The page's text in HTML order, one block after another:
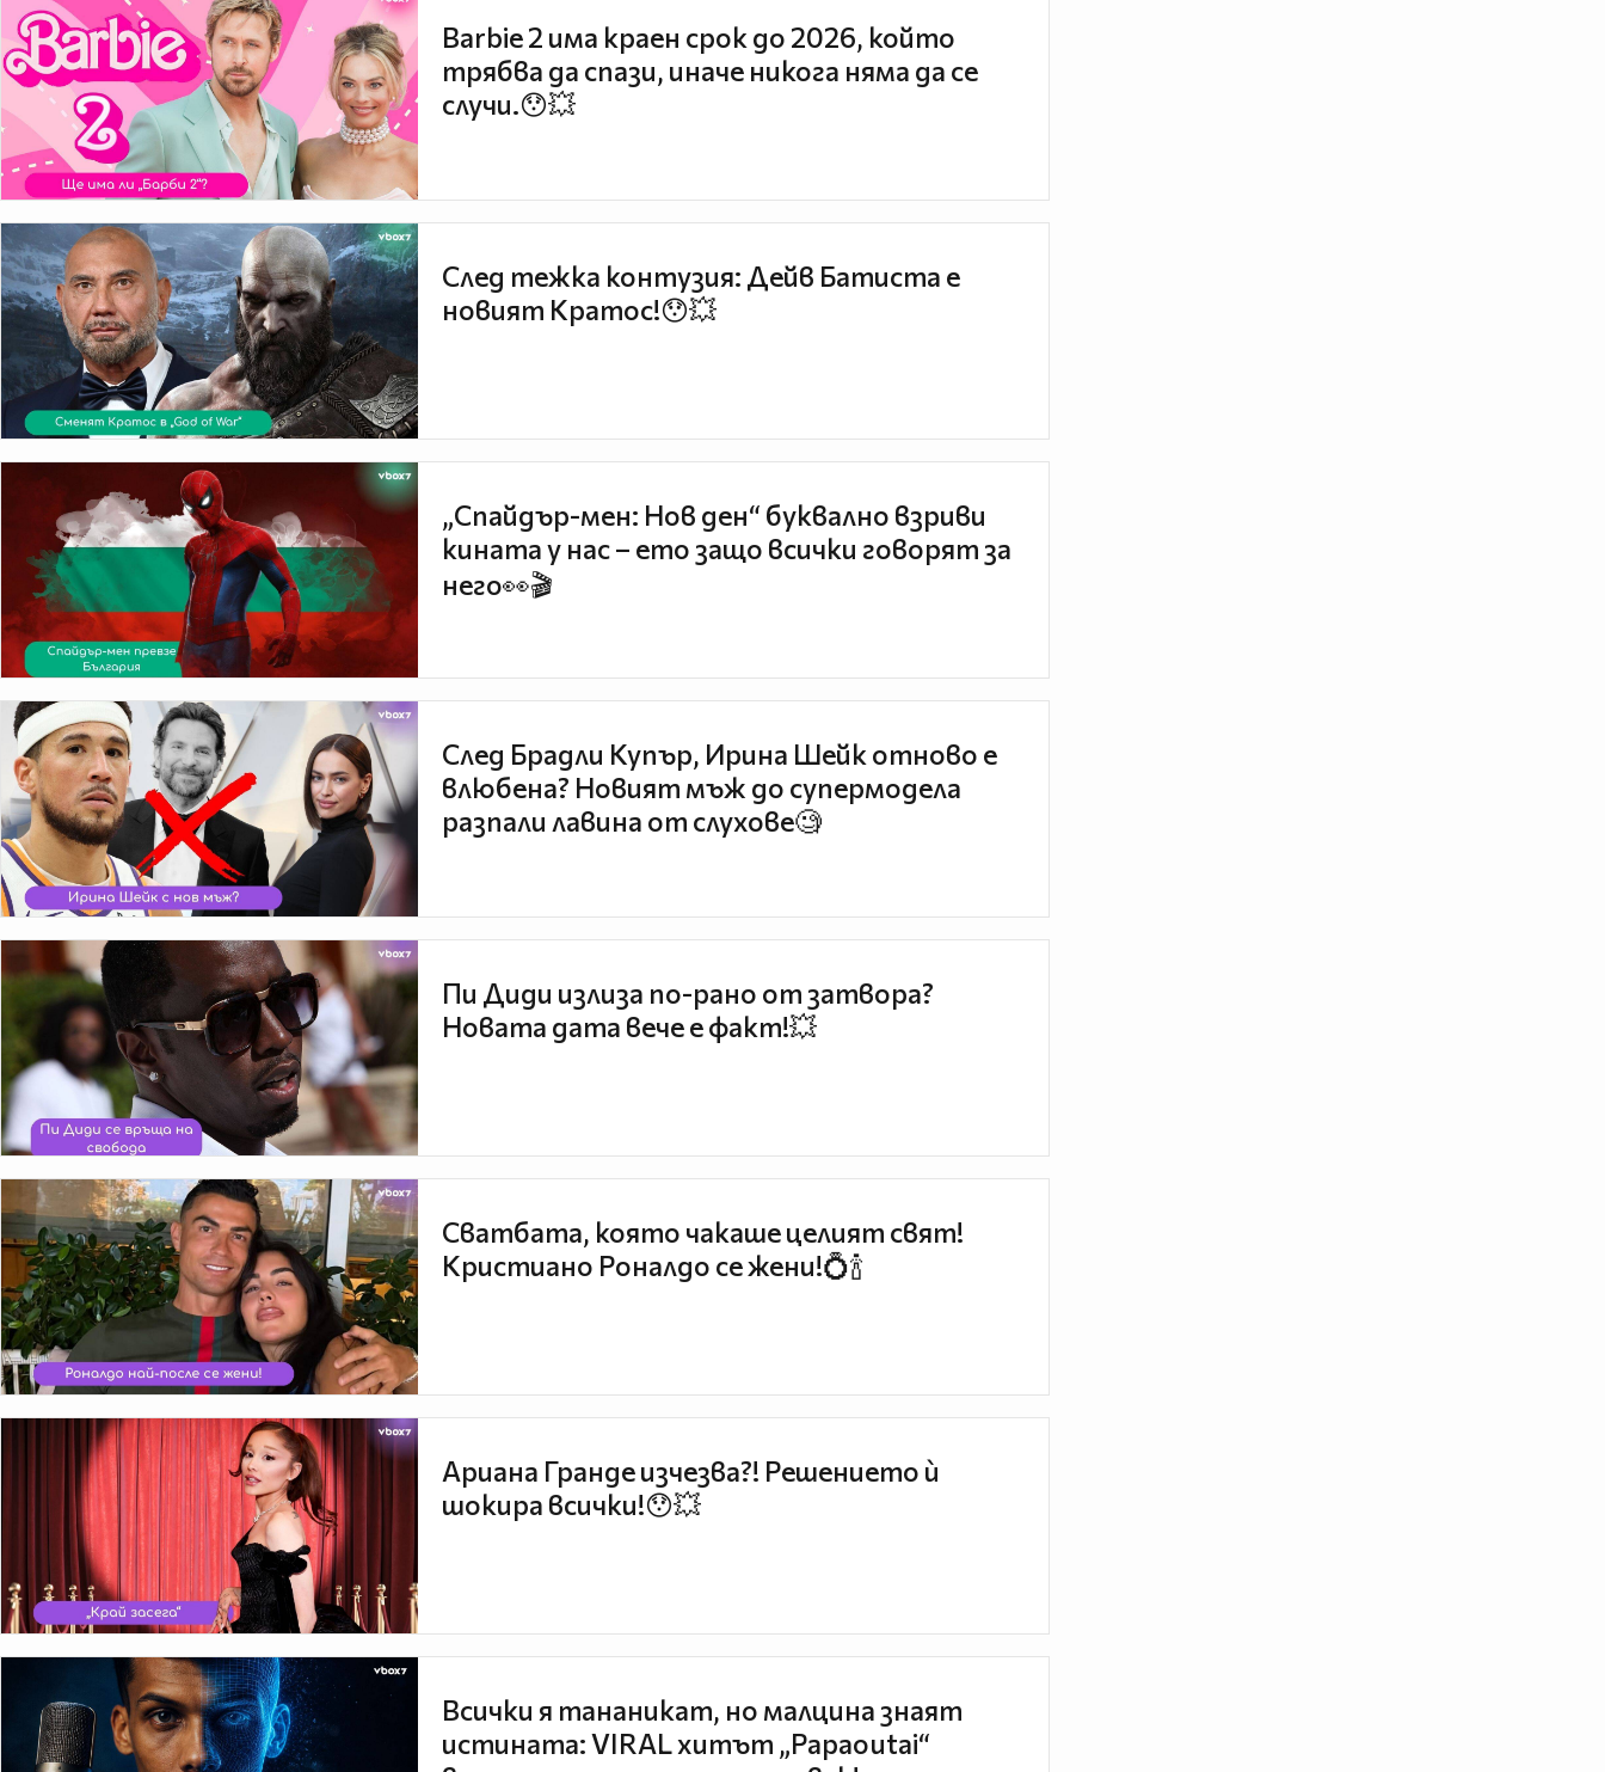
Barbie 2 има краен срок до 2026, който
трябва да спази, иначе никога няма да се
случи.😯💥
След тежка контузия: Дейв Батиста е
новият Кратос!😯💥
„Спайдър-мен: Нов ден“ буквално взриви
кината у нас – ето защо всички говорят за
него👀🎬
След Брадли Купър, Ирина Шейк отново е
влюбена? Новият мъж до супермодела
разпали лавина от слухове🧐
Пи Диди излиза по-рано от затвора?
Новата дата вече е факт!💥
Сватбата, която чакаше целият свят!
Кристиано Роналдо се жени!💍🍾
Ариана Гранде изчезва?! Решението ѝ
шокира всички!😯💥
Всички я тананикат, но малцина знаят
истината: VIRAL хитът „Papaoutai“